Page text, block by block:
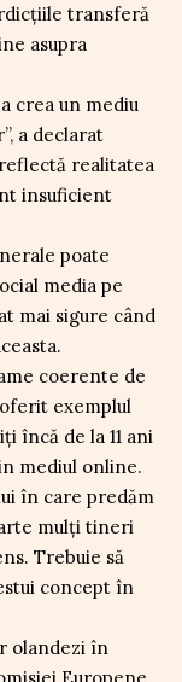
transferă
asupra
crea un mediu
a declarat
realitatea
insuficient
poate
media pe
mai sigure când
coerente de
exemplul
încă de la 11 ani
mediul online.
în care predăm
mulți tineri
Trebuie să
concept în
olandezi în